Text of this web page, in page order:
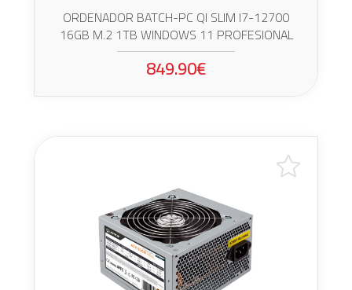
ORDENADOR BATCH-PC QI SLIM I7-12700
16GB M.2 1TB WINDOWS 11 PROFESIONAL
849.90€